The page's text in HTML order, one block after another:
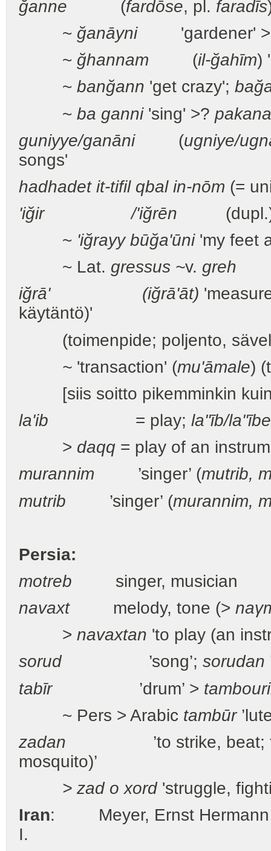
ğanne
(fardōse, pl. faradīs
~ ğanāyni'gardener'
~ ğhannam (il-ğahīm)
~ banğann 'get crazy';
~ ba ganni'sing' >? pakana
guniyye/ganāni(ugniye/
songs'
hadhadet it-tifil qbal in-nōm (=
'iğir /'iğrēn
~ 'iğrayy būğa'ūni'my feet
~ Lat. gressus ~v. greh
iğrā' (iğrā'āt)
käytäntö)'
(toimenpide; poljento,
~ 'transaction' (mu'āmale)
[siis soitto pikemminkin
la'ib = play; la''īb/
> daqq = play of an
murannim ’singer’ (mutrib,
mutrib ’singer’ (murannim,
Persia:
motreb singer, musician
navaxtmelody, tone (>
> navaxtan 'to play (an
sorud’song’; sorudan
tabīr’drum’ >
~ Pers > Arabic tambūr
zadan
’to strike, beat;
mosquito)’
> zad o xord'struggle,
Iran: Meyer, Ernst
I.